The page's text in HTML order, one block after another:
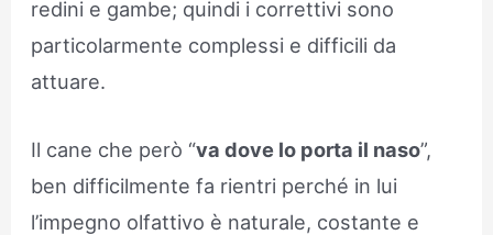
redini e gambe; quindi i correttivi sono
particolarmente complessi e difficili da
attuare.
Il cane che però “va dove lo porta il naso”,
ben difficilmente fa rientri perché in lui
l’impegno olfattivo è naturale, costante e